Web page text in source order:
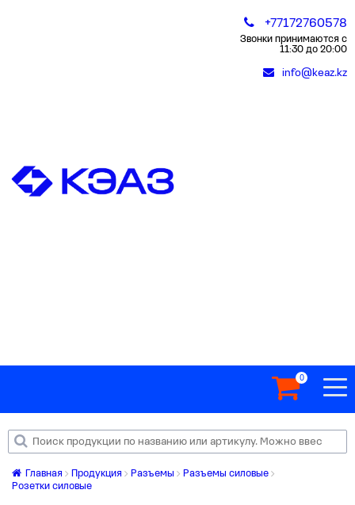
+77172760578
Звонки принимаются с
11:30 до 20:00
info@keaz.kz
0
Главная Продукция Разъемы
Разъемы силовые
Розетки силовые